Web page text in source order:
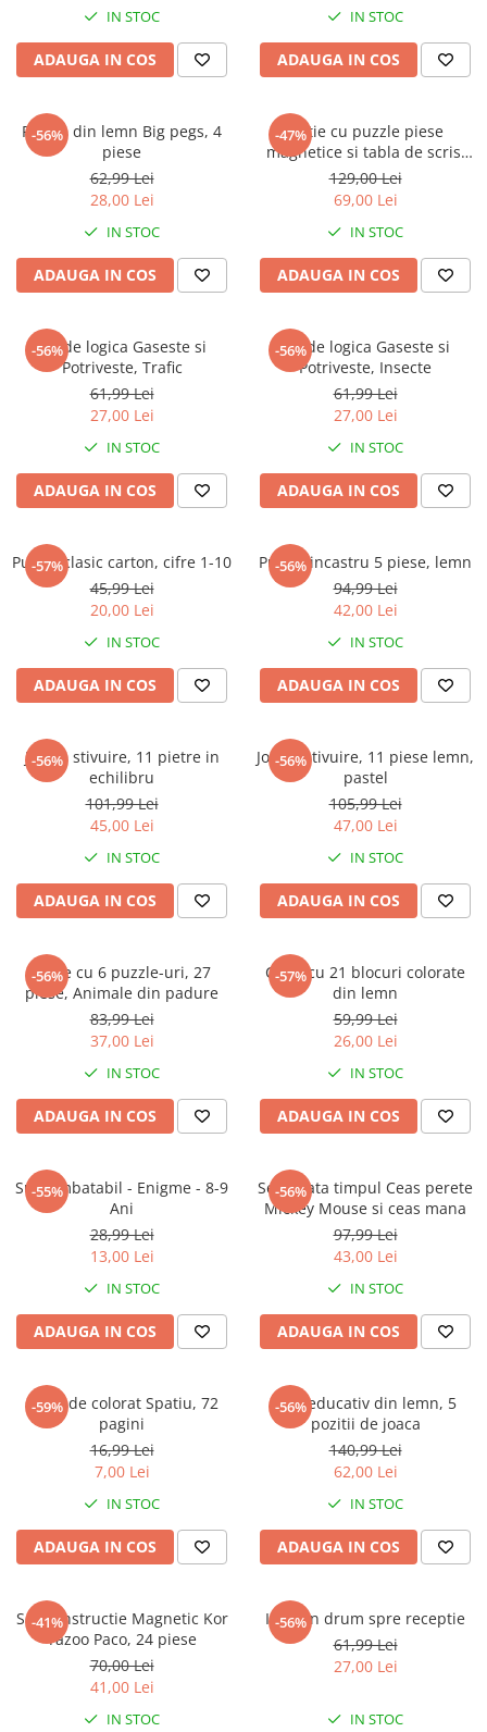
Wonder Woman
FLAMINGO
Gorjuss
Incaltaminte fete
Ghete si cizme fete
Pantofi fete
Pantofi sport fete
Papuci si slapi fete
IN STOC
ADAUGA IN COS
IN STOC
ADAUGA IN COS
-56%
Puzzle din lemn Big pegs, 4
piese
62,99 Lei
28,00 Lei
IN STOC
ADAUGA IN COS
-47%
Cutie cu puzzle piese
magnetice si tabla de scris,
Ferma
129,00 Lei
69,00 Lei
IN STOC
ADAUGA IN COS
-56%
Joc de logica Gaseste si
Potriveste, Trafic
61,99 Lei
27,00 Lei
IN STOC
ADAUGA IN COS
-56%
Joc de logica Gaseste si
Potriveste, Insecte
61,99 Lei
27,00 Lei
IN STOC
ADAUGA IN COS
-57%
Puzzle clasic carton, cifre 1-10
45,99 Lei
20,00 Lei
IN STOC
ADAUGA IN COS
-56%
Puzzle incastru 5 piese, lemn
94,99 Lei
42,00 Lei
IN STOC
ADAUGA IN COS
-56%
Joc de stivuire, 11 pietre in
echilibru
101,99 Lei
45,00 Lei
IN STOC
ADAUGA IN COS
-56%
Joc de stivuire, 11 piese lemn,
pastel
105,99 Lei
47,00 Lei
IN STOC
ADAUGA IN COS
-56%
Cutie cu 6 puzzle-uri, 27
piese, Animale din padure
83,99 Lei
37,00 Lei
IN STOC
ADAUGA IN COS
-57%
Cutie cu 21 blocuri colorate
din lemn
59,99 Lei
26,00 Lei
IN STOC
ADAUGA IN COS
-55%
Sunt imbatabil - Enigme - 8-9
Ani
28,99 Lei
13,00 Lei
IN STOC
ADAUGA IN COS
-56%
Set invata timpul Ceas perete
Mickey Mouse si ceas mana
97,99 Lei
43,00 Lei
IN STOC
ADAUGA IN COS
-59%
Carte de colorat Spatiu, 72
pagini
16,99 Lei
7,00 Lei
IN STOC
ADAUGA IN COS
-56%
Cub educativ din lemn, 5
pozitii de joaca
140,99 Lei
62,00 Lei
IN STOC
ADAUGA IN COS
-41%
Set Constructie Magnetic Kor
Tazoo Paco, 24 piese
70,00 Lei
41,00 Lei
IN STOC
-56%
Invat in drum spre receptie
61,99 Lei
27,00 Lei
IN STOC